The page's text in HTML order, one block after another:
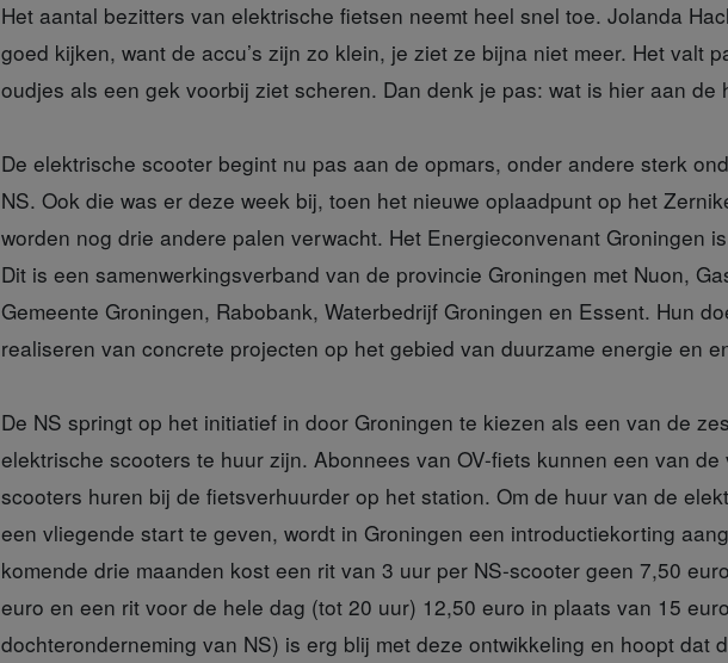
Het aantal bezitters van elektrische fietsen neemt heel snel toe. Jolanda
goed kijken, want de accu’s zijn zo klein, je ziet ze bijna niet meer. Het valt
oudjes als een gek voorbij ziet scheren. Dan denk je pas: wat is hier aan de
De elektrische scooter begint nu pas aan de opmars, onder andere sterk
NS. Ook die was er deze week bij, toen het nieuwe oplaadpunt op het
worden nog drie andere palen verwacht. Het Energieconvenant Groningen
Dit is een samenwerkingsverband van de provincie Groningen met Nuon,
Gemeente Groningen, Rabobank, Waterbedrijf Groningen en Essent. Hun
realiseren van concrete projecten op het gebied van duurzame energie en
De NS springt op het initiatief in door Groningen te kiezen als een van de
elektrische scooters te huur zijn. Abonnees van OV-fiets kunnen een van de
scooters huren bij de fietsverhuurder op het station. Om de huur van de
een vliegende start te geven, wordt in Groningen een introductiekorting
komende drie maanden kost een rit van 3 uur per NS-scooter geen 7,50
euro en een rit voor de hele dag (tot 20 uur) 12,50 euro in plaats van 15
dochteronderneming van NS) is erg blij met deze ontwikkeling en hoopt dat